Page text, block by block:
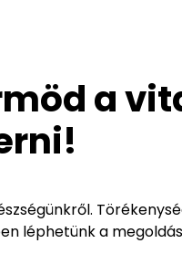
a
léphetünk a